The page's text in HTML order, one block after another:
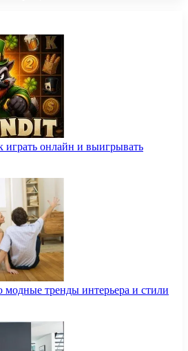
играть онлайн и выигрывать
тренды интерьера и стили